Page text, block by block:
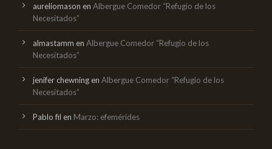
aureliomason en Albergue Comedor “Refugio de los
Necesitados”
almastamm en Albergue Comedor “Refugio de los
Necesitados”
jenifer chewningen Albergue Comedor “Refugio de los
Necesitados”
Pablo fil en Marzo: efemérides